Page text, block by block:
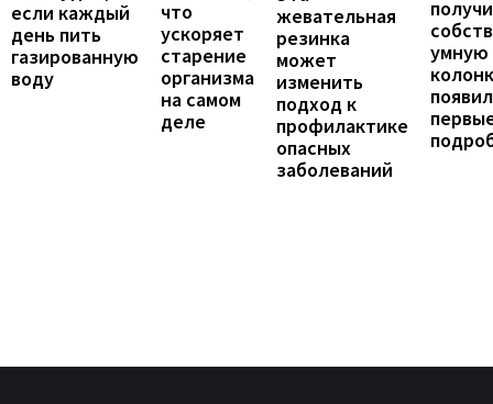
если каждый
день пить
газированную
воду
что
ускоряет
старение
организма
на самом
деле
жевательная
резинка
может
изменить
подход к
профилактике
опасных
заболеваний
умную